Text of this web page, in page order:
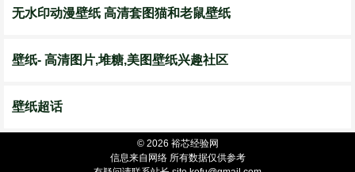
无水印动漫壁纸 高清套图猫和老鼠壁纸
壁纸- 高清图片,堆糖,美图壁纸兴趣社区
壁纸超话
© 2026 裕芯经验网
信息来自网络 所有数据仅供参考